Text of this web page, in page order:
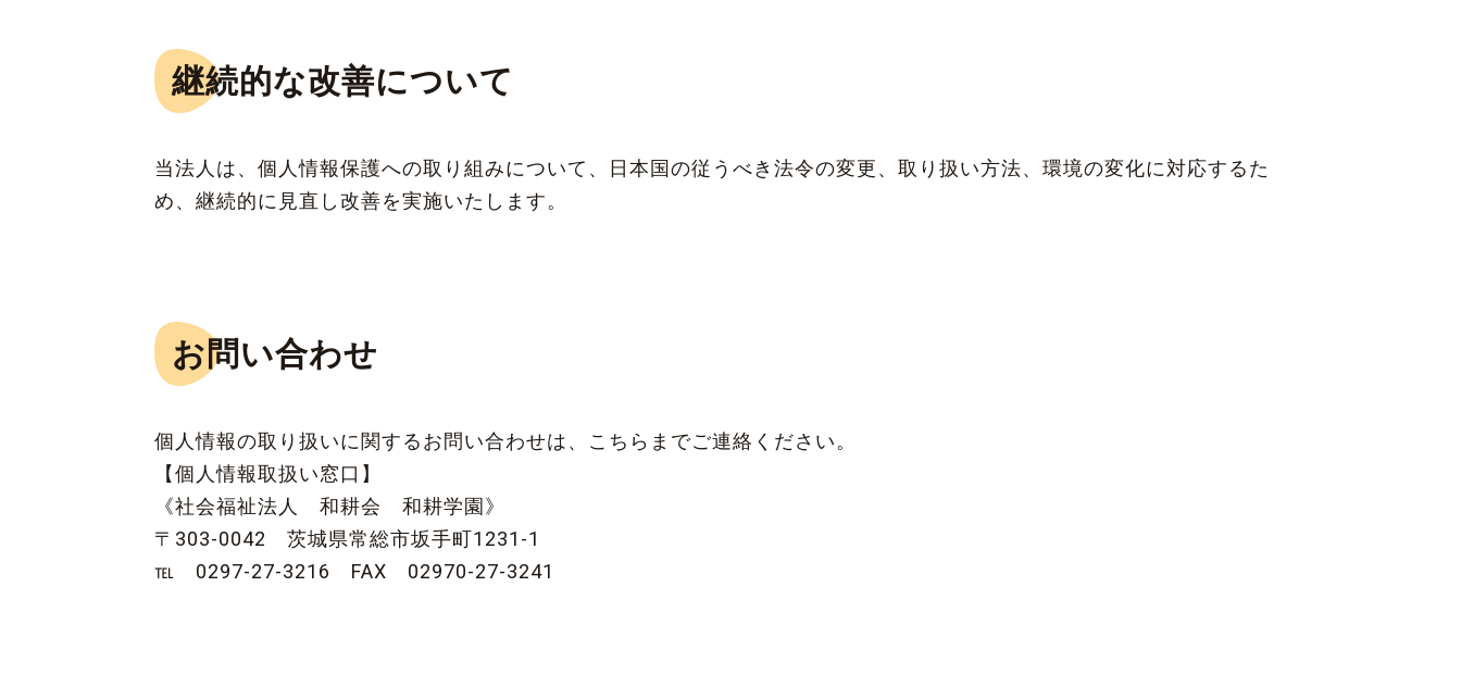
継続的な改善について
当法人は、個人情報保護への取り組みについて、日本国の従うべき法令の変更、取り扱い方法、環境の変化に対応するた
め、継続的に見直し改善を実施いたします。
お問い合わせ
個人情報の取り扱いに関するお問い合わせは、こちらまでご連絡ください。
【個人情報取扱い窓口】
《社会福祉法人 和耕会 和耕学園》
〒303-0042 茨城県常総市坂手町1231-1
℡ 0297-27-3216 FAX 02970-27-3241